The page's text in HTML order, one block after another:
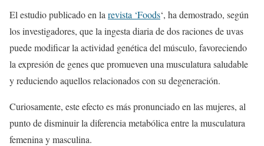
El estudio publicado en la revista ‘Foods‘, ha demostrado, según
los investigadores, que la ingesta diaria de dos raciones de uvas
puede modificar la actividad genética del músculo, favoreciendo
la expresión de genes que promueven una musculatura saludable
y reduciendo aquellos relacionados con su degeneración.
Curiosamente, este efecto es más pronunciado en las mujeres, al
punto de disminuir la diferencia metabólica entre la musculatura
femenina y masculina.